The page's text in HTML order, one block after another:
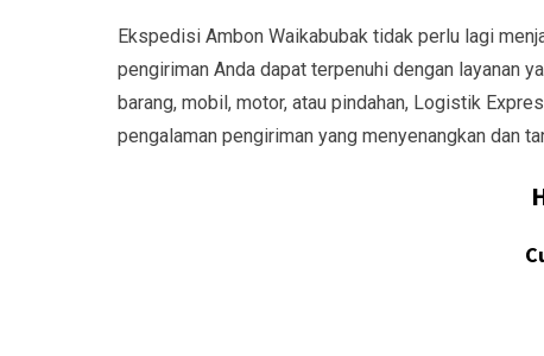
Ekspedisi Ambon Waikabubak tidak perlu lagi
pengiriman Anda dapat terpenuhi dengan layanan
barang, mobil, motor, atau pindahan, Logistik
pengalaman pengiriman yang menyenangkan dan